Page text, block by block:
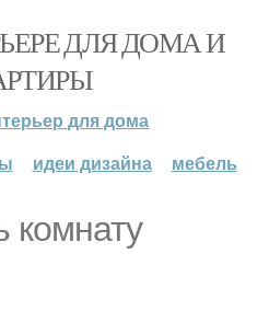
ДЛЯ ДОМА И
для дома
идеи дизайна мебель
комнату